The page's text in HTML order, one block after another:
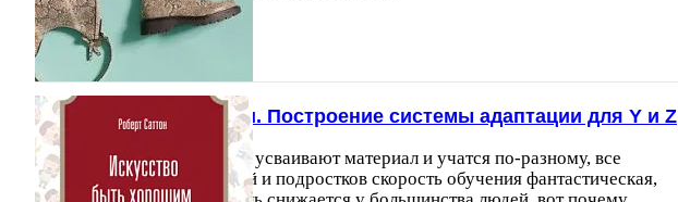
18.03.2015 19777
Работа с поколениями. Построение системы адаптации для Y и Z
О том, что взрослые и дети усваивают материал и учатся по-разному, все
более-менее знают. У детей и подростков скорость обучения фантастическая,